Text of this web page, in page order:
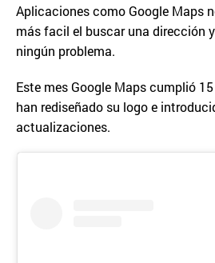
Aplicaciones como Google Maps
más facil el buscar una dirección
ningún problema.
Este mes Google Maps cumplió
han rediseñado su logo e
actualizaciones.